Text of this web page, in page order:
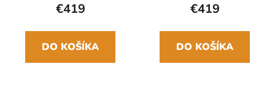
€419
DO KOŠÍKA
€419
DO KOŠÍKA